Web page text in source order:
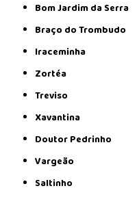
Bom Jardim da Serra
Braço do Trombudo
Iraceminha
Zortéa
Treviso
Xavantina
Doutor Pedrinho
Vargeão
Saltinho